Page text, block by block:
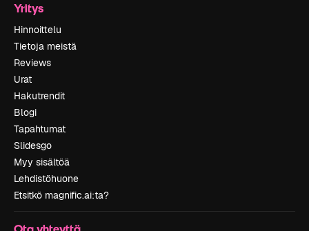
Yritys
Hinnoittelu
Tietoja meistä
Reviews
Urat
Hakutrendit
Blogi
Tapahtumat
Slidesgo
Myy sisältöä
Lehdistöhuone
Etsitkö magnific.ai:ta?